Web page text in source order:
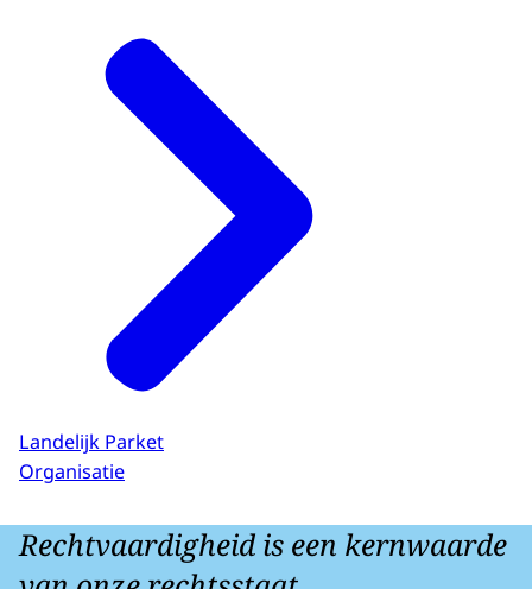
Landelijk Parket
Organisatie
Rechtvaardigheid is een kernwaarde